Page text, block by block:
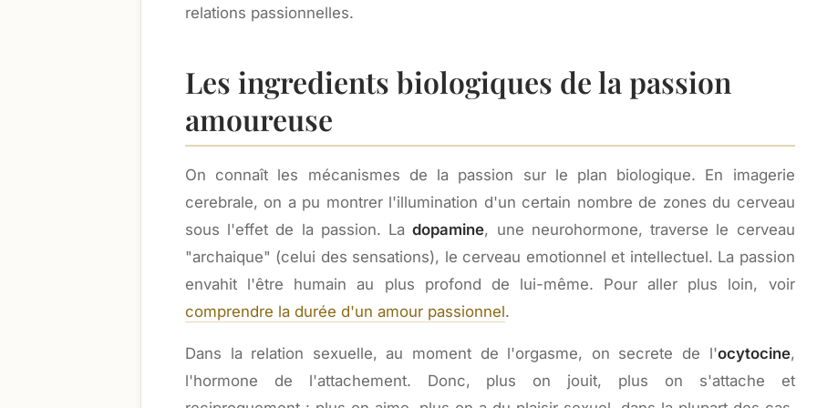
relations passionnelles.
Les ingredients biologiques de la passion
amoureuse
On connaît les mécanismes de la passion sur le plan biologique. En imagerie
cerebrale, on a pu montrer l'illumination d'un certain nombre de zones du cerveau
sous l'effet de la passion. Ladopamine, une neurohormone, traverse le cerveau
"archaique" (celui des sensations), le cerveau emotionnel et intellectuel. La passion
envahit l'être humain au plus profond de lui-même. Pour aller plus loin, voir
comprendre la durée d'un amour passionnel.
Dans la relation sexuelle, au moment de l'orgasme, on secrete de l'ocytocine,
l'hormone de l'attachement. Donc, plus on jouit, plus on s'attache et